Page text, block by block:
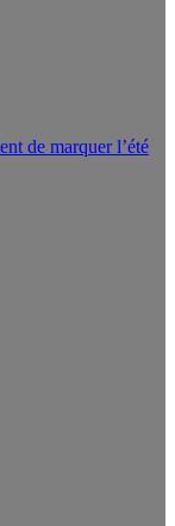
de marquer l’été